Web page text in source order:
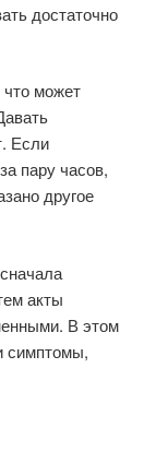
достаточно
может
Если
пару часов,
другое
акты
В этом
симптомы,